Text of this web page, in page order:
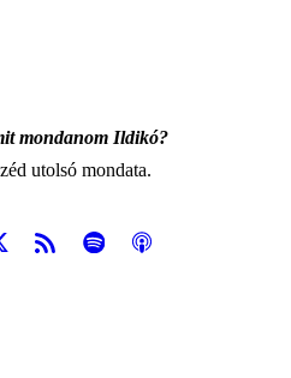
mondanom Ildikó?
utolsó mondata.